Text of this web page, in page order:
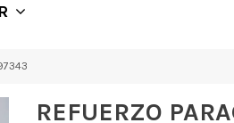
REFUERZO